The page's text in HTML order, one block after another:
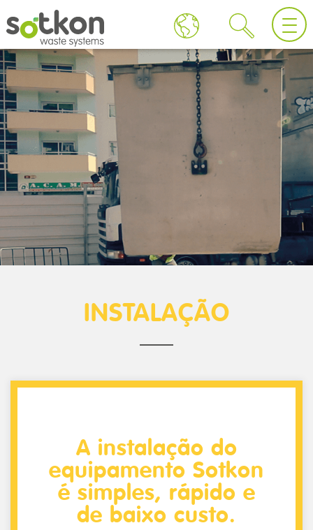
INSTALAÇÃO
A instalação do
equipamento Sotkon
é simples, rápido e
de baixo custo.